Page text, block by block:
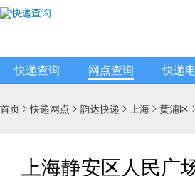
快递查询 网点查询 快递
首页 快递网点  韵达快递  上海  黄浦区
上海静安区人民广